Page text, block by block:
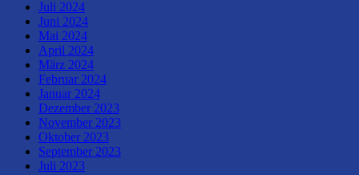
Juli 2024
Juni 2024
Mai 2024
April 2024
März 2024
Februar 2024
Januar 2024
Dezember 2023
November 2023
Oktober 2023
September 2023
Juli 2023